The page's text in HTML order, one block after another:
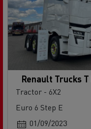
Renault Trucks T
Tractor - 6X2
Euro 6 Step E
01/09/2023